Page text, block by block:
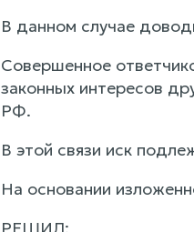
В данном случае
Совершенное
законных интересов
РФ.
В этой связи иск
На основании